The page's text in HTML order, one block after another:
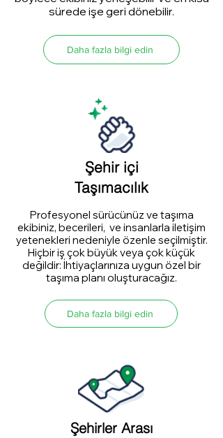
sürede işe geri dönebilir.
Daha fazla bilgi edin
Şehir içi
Taşımacılık
Profesyonel sürücünüz ve taşıma
ekibiniz, becerileri, ve insanlarla iletişim
yetenekleri nedeniyle özenle seçilmiştir.
Hiçbir iş çok büyük veya çok küçük
değildir: İhtiyaçlarınıza uygun özel bir
taşıma planı oluşturacağız.
Daha fazla bilgi edin
Şehirler Arası